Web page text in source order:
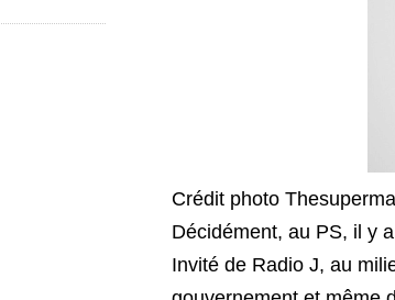
Crédit photo
Décidément, au PS, il y
Invité de Radio J, au